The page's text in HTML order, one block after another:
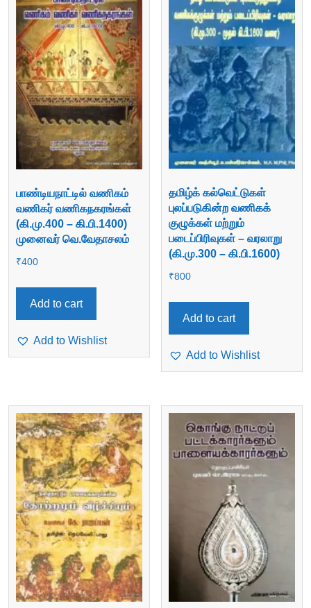
பாண்டியநாட்டில் வணிகம்
வணிகர் வணிகநகரங்கள்
(கி.மு.400 – கி.பி.1400)
முனைவர் வெ.வேதாசலம்
₹400
Add to cart
Add to Wishlist
தமிழ்க் கல்வெட்டுகள்
புலப்படுகின்ற வணிகக்
குழுக்கள் மற்றும்
படைப்பிரிவுகள் – வரலாறு
(கி.மு.300 – கி.பி.1600)
₹800
Add to cart
Add to Wishlist